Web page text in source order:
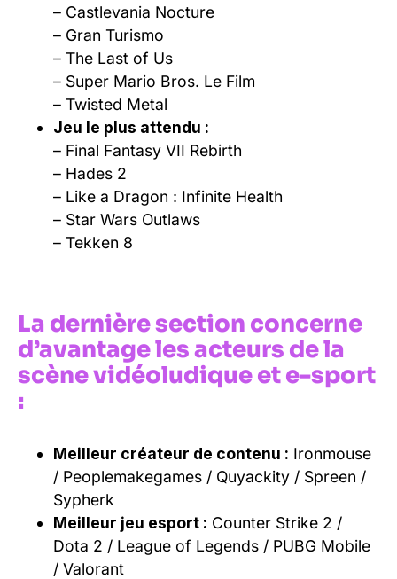
– Castlevania Nocture
– Gran Turismo
– The Last of Us
– Super Mario Bros. Le Film
– Twisted Metal
Jeu le plus attendu :
– Final Fantasy VII Rebirth
– Hades 2
– Like a Dragon : Infinite Health
– Star Wars Outlaws
– Tekken 8
La dernière section concerne
d’avantage les acteurs de la
scène vidéoludique et e-sport
:
Meilleur créateur de contenu : Ironmouse
/ Peoplemakegames / Quyackity / Spreen /
Sypherk
Meilleur jeu esport : Counter Strike 2 /
Dota 2 / League of Legends / PUBG Mobile
/ Valorant